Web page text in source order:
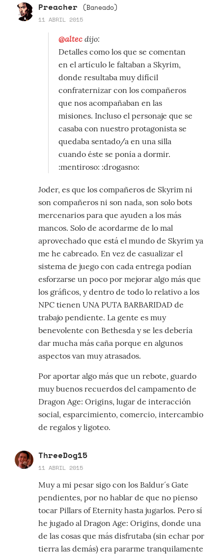
Preacher (Baneado)
11 ABRIL 2015
@altecdijo:
Detalles como los que se comentan
en el artículo le faltaban a Skyrim,
donde resultaba muy difícil
confraternizar con los compañeros
que nos acompañaban en las
misiones. Incluso el personaje que se
casaba con nuestro protagonista se
quedaba sentado/a en una silla
cuando éste se ponía a dormir.
:mentiroso: :drogasno:
Joder, es que los compañeros de Skyrim ni
son compañeros ni son nada, son solo bots
mercenarios para que ayuden a los más
mancos. Solo de acordarme de lo mal
aprovechado que está el mundo de Skyrim ya
me he cabreado. En vez de casualizar el
sistema de juego con cada entrega podían
esforzarse un poco por mejorar algo más que
los gráficos, y dentro de todo lo relativo a los
NPC tienen UNA PUTA BARBARIDAD de
trabajo pendiente. La gente es muy
benevolente con Bethesda y se les debería
dar mucha más caña porque en algunos
aspectos van muy atrasados.
Por aportar algo más que un rebote, guardo
muy buenos recuerdos del campamento de
Dragon Age: Origins, lugar de interacción
social, esparcimiento, comercio, intercambio
de regalos y ligoteo.
ThreeDog15
11 ABRIL 2015
Muy a mi pesar sigo con los Baldur´s Gate
pendientes, por no hablar de que no pienso
tocar Pillars of Eternity hasta jugarlos. Pero sí
he jugado al Dragon Age: Origins, donde una
de las cosas que más disfrutaba (sin echar por
tierra las demás) era pararme tranquilamente